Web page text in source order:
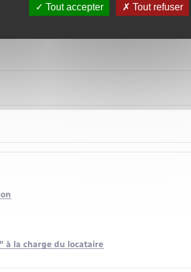
à la charge du locataire
Tout accepter Tout refuser